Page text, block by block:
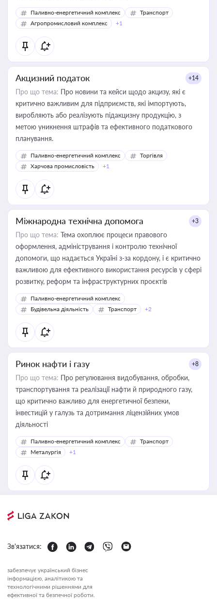
Паливно-енергетичний комплекс
Транспорт
Агропромисловий комплекс
+1
Акцизний податок +14
Про що тема: Про новини та кейси щодо акцизу, які є
критично важливим для підприємств, які імпортують,
виробляють або реалізують підакцизну продукцію, з
метою уникнення штрафів та ефективного податкового
планування.
Паливно-енергетичний комплекс
Торгівля
Харчова промисловість
+1
Міжнародна технічна допомога +3
Про що тема: Тема охоплює процеси правового
оформлення, адміністрування і контролю технічної
допомоги, що надається Україні з-за кордону, і є критично
важливою для ефективного використання ресурсів у сфері
розвитку, реформ та інфраструктурних проєктів
Паливно-енергетичний комплекс
Будівельна діяльність
Транспорт +2
Ринок нафти і газу +8
Про що тема: Про регулювання видобування, обробки,
транспортування та реалізації нафти й природного газу,
що критично важливо для енергетичної безпеки,
інвестицій у галузь та дотримання ліцензійних умов
діяльності
Паливно-енергетичний комплекс
Транспорт
Металургія
+1
Зв'язатися:
забезпечує український бізнес
інформацією, аналітикою та
технологічними рішеннями для
ефективної та безпечної роботи.